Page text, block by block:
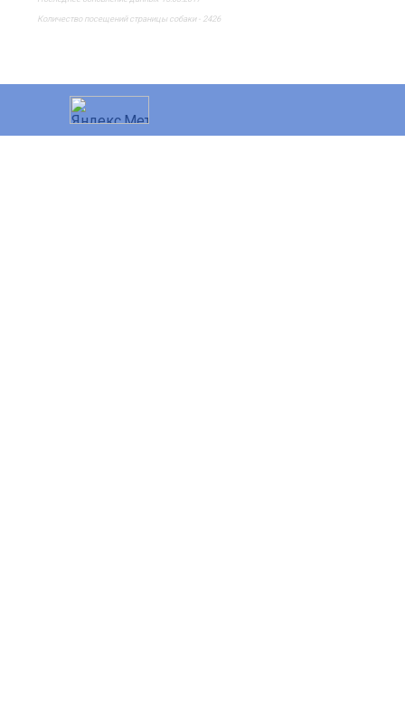
Количество посещений страницы собаки - 2426